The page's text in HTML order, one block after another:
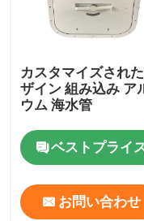
カスタマイズされ
ザイン 組み込み ア
ウム 海水管
ベストプライ
お問い合わせ